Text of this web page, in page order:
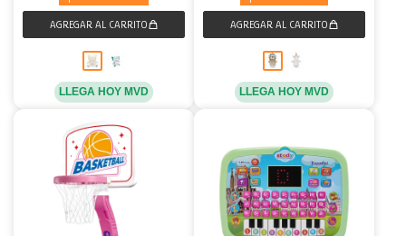
LLEGA HOY MVD LLEGA HOY MVD